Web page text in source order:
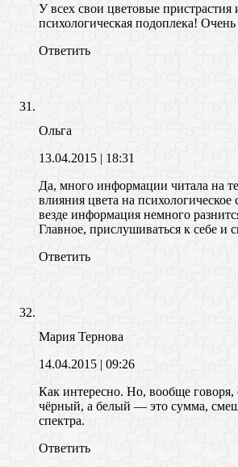
У всех свои цветовые пристрастия
психологическая подоплека!
Ответить
Ольга
13.04.2015 | 18:31
Да, много информации читала на
влияния цвета на психологическое
везде информация немного
Главное, прислушиваться к себе
Ответить
Мария Тернова
14.04.2015 | 09:26
Как интересно. Но, вообще говоря,
чёрный, а белый — это сумма,
спектра.
Ответить